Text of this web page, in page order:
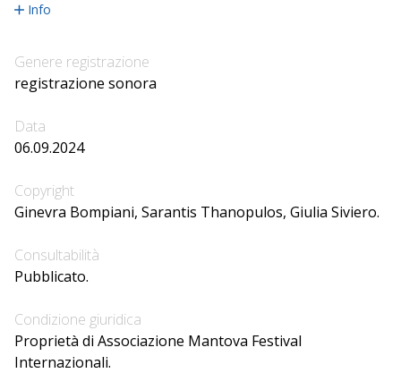
Info
Genere registrazione
registrazione sonora
Data
06.09.2024
Copyright
Ginevra Bompiani, Sarantis Thanopulos, Giulia Siviero.
Consultabilità
Pubblicato.
Condizione giuridica
Proprietà di Associazione Mantova Festival
Internazionali.